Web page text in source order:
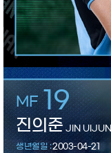
MF 19
진의준 JIN UIJUN
2003-04-21